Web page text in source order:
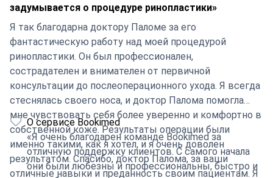
задумывается о процедуре ринопластики»
Я так благодарна доктору Паломе за его
фантастическую работу над моей процедурой
ринопластики. Он был профессионален,
сострадателен и внимателен от первичной
консультации до послеоперационного ухода. Я всегда
стеснялась своего носа, и доктор Палома помогла
мне чувствовать себя более уверенно и комфортно в
собственной коже. Результаты операции были
именно такими, как я хотел, и я очень доволен
результатом. Спасибо, доктор Палома, за ваши
отличные навыки и преданность своим пациентам. Я
О сервисе Bookimed
«Я очень благодарен команде Bookimed за
отличную поддержку клиентов. С самого начала
они были любезны и профессиональны, быстро и